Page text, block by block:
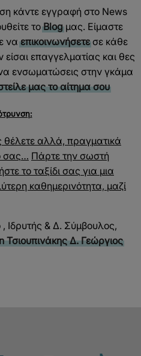
κάντε εγγραφή στο News
τοBlog μας. Είμαστε
ναεπικοινωνήσετεσε κάθε
επαγγελματίας και θες
ενσωματώσεις στην γκάμα
μας το αίτημα σου
αλλά, πραγματικά
σας… Πάρτε την σωστή
το ταξίδι σας για μια
καθημερινότητα, μαζί
Ιδρυτής & Δ. Σύμβουλος,
Τσιουπινάκης Δ. Γεώργιος